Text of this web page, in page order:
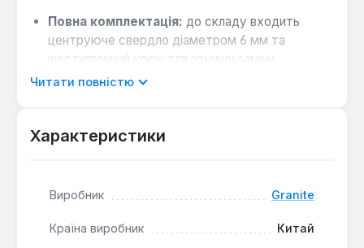
Повна комплектація: до складу входить
центруюче свердло діаметром 6 мм та
шестигранний ключ для зручної заміни.
Зручне зберігання:
профільному металі. Воно підходить для
серйозних домашніх ремонтних завдань, де
Читати повністю
Характеристики
Виробник Granite
Країна виробник Китай